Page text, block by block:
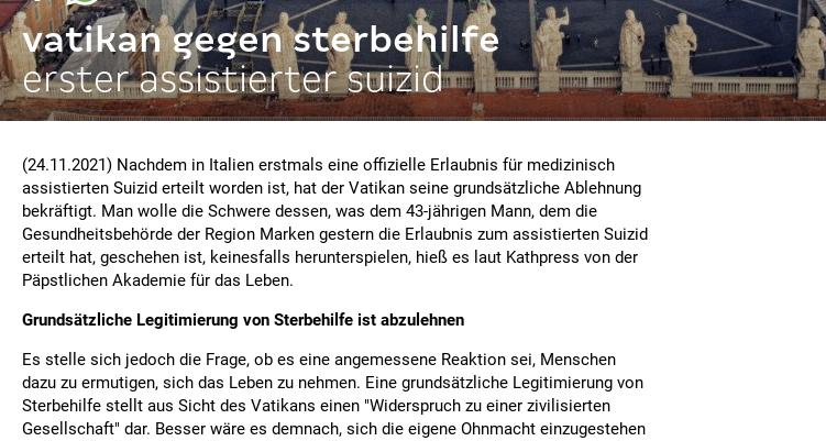
vatikan gegen sterbehilfe
erster assistierter suizid
(24.11.2021) Nachdem in Italien erstmals eine offizielle Erlaubnis für medizinisch
assistierten Suizid erteilt worden ist, hat der Vatikan seine grundsätzliche Ablehnung
bekräftigt. Man wolle die Schwere dessen, was dem 43-jährigen Mann, dem die
Gesundheitsbehörde der Region Marken gestern die Erlaubnis zum assistierten Suizid
erteilt hat, geschehen ist, keinesfalls herunterspielen, hieß es laut Kathpress von der
Päpstlichen Akademie für das Leben.
Grundsätzliche Legitimierung von Sterbehilfe ist abzulehnen
Es stelle sich jedoch die Frage, ob es eine angemessene Reaktion sei, Menschen
dazu zu ermutigen, sich das Leben zu nehmen. Eine grundsätzliche Legitimierung von
Sterbehilfe stellt aus Sicht des Vatikans einen "Widerspruch zu einer zivilisierten
Gesellschaft" dar. Besser wäre es demnach, sich die eigene Ohnmacht einzugestehen